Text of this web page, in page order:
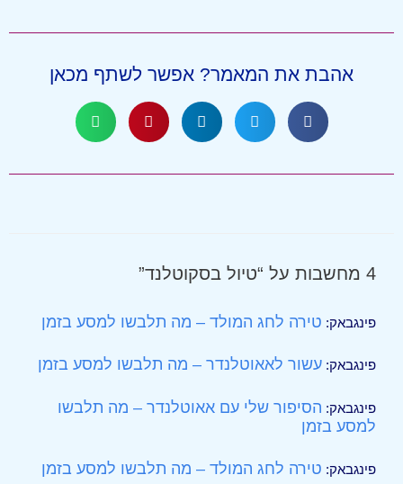
אהבת את המאמר? אפשר לשתף מכאן
4 מחשבות על “טיול בסקוטלנד”
פינגבאק: טירה לחג המולד – מה תלבשו למסע בזמן
פינגבאק: עשור לאאוטלנדר – מה תלבשו למסע בזמן
פינגבאק: הסיפור שלי עם אאוטלנדר – מה תלבשו
למסע בזמן
פינגבאק: טירה לחג המולד – מה תלבשו למסע בזמן